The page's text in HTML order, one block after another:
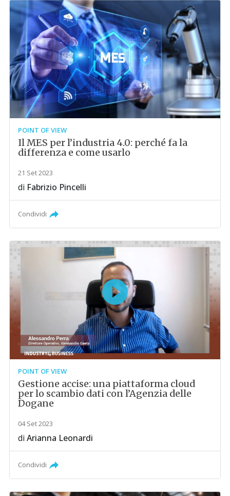
POINT OF VIEW
Il MES per l’industria 4.0: perché fa la
differenza e come usarlo
21 Set 2023
di Fabrizio Pincelli
Condividi
POINT OF VIEW
Gestione accise: una piattaforma cloud
per lo scambio dati con l’Agenzia delle
Dogane
04 Set 2023
diArianna Leonardi
Condividi